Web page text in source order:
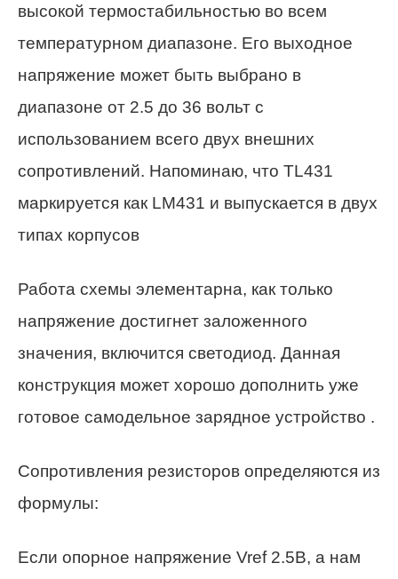
высокой термостабильностью во всем
температурном диапазоне. Его выходное
напряжение может быть выбрано в
диапазоне от 2.5 до 36 вольт с
использованием всего двух внешних
сопротивлений. Напоминаю, что TL431
маркируется как LM431 и выпускается в двух
типах корпусов
Работа схемы элементарна, как только
напряжение достигнет заложенного
значения, включится светодиод. Данная
конструкция может хорошо дополнить уже
готовое самодельное зарядное устройство .
Сопротивления резисторов определяются из
формулы:
Если опорное напряжение Vref 2.5В, а нам